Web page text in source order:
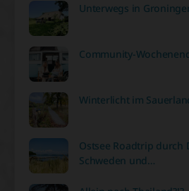
Unterwegs in
Community-
Winterlicht im
Ostsee Roadtrip durch
Schweden und…